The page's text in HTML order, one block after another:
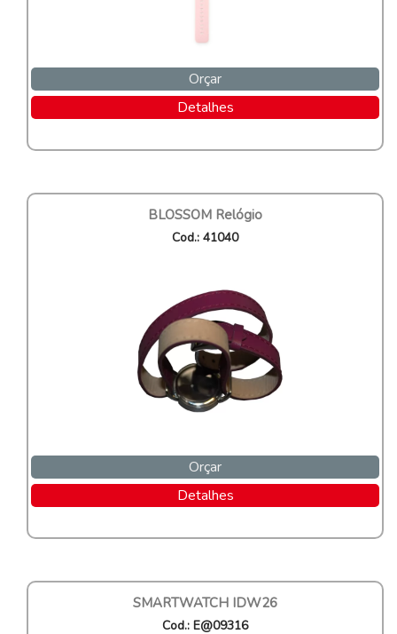
Orçar
Detalhes
BLOSSOM Relógio
Cod.: 41040
Orçar
Detalhes
SMARTWATCH IDW26
Cod.: E@09316